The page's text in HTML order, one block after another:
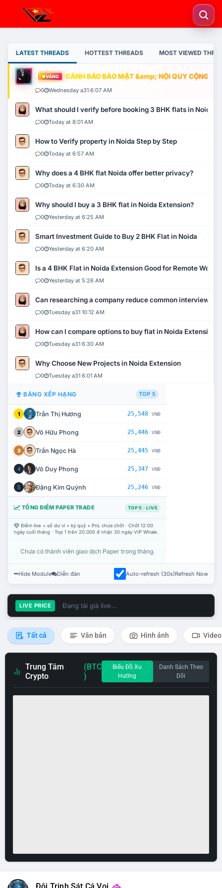
LATEST THREADS HOTTEST THREADS MOST VIEWED
VÀNG CẢNH BÁO BẢO MẬT &amp; NỘI QUY CỘNG
0 Wednesday a31 6:07 AM
What should I verify before booking 3 BHK flats in Noida?
0 Today at 8:01 AM
How to Verify property in Noida Step by Step
0 Today at 6:57 AM
Why does a 4 BHK flat Noida offer better privacy?
0 Today at 6:30 AM
Why should I buy a 3 BHK flat in Noida Extension?
0 Yesterday at 6:25 AM
Smart Investment Guide to Buy 2 BHK Flat in Noida
0 Yesterday at 6:20 AM
Is a 4 BHK Flat in Noida Extension Good for Remote Work?
0 Yesterday at 5:26 AM
Can researching a company reduce common interview
0 Tuesday a31 10:12 AM
How can I compare options to buy flat in Noida Extension?
0 Tuesday a31 6:30 AM
Why Choose New Projects in Noida Extension
0 Tuesday a31 6:01 AM
BẢNG XẾP HẠNG TOP 5
1 Trần Thị Hương 25,548 VNĐ
2 Võ Hữu Phong 25,446 VNĐ
3 Trần Ngọc Hà 25,445 VNĐ
4 Võ Duy Phong 25,347 VNĐ
5 Đặng Kim Quỳnh 25,246 VNĐ
TỔNG ĐIỂM PAPER TRADE TOP 5 · LIVE
Điểm live = số dư ví + ký quỹ + PnL chưa chốt · Chốt 12:00
ngày cuối tháng · Top 1 trên 20.000 đ nhận 30 ngày VIP Whale.
Chưa có thành viên giao dịch Paper trong tháng.
Hide Module Diễn đàn Auto-refresh (30s)Refresh Now
LIVE PRICE Đang tải giá live...
Tất cả Văn bản Hình ảnh Video
Trung Tâm
Crypto
(BTC
)
Biểu Đồ Xu
Hướng
Danh Sách Theo
Dõi